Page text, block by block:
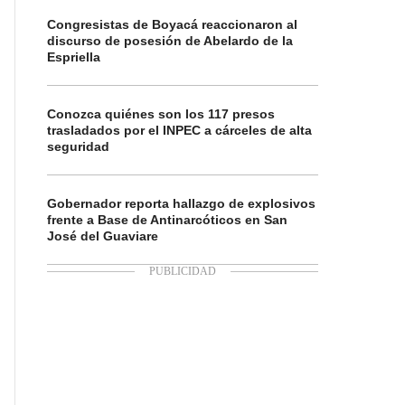
Congresistas de Boyacá reaccionaron al
discurso de posesión de Abelardo de la
Espriella
Conozca quiénes son los 117 presos
trasladados por el INPEC a cárceles de alta
seguridad
Gobernador reporta hallazgo de explosivos
frente a Base de Antinarcóticos en San
José del Guaviare